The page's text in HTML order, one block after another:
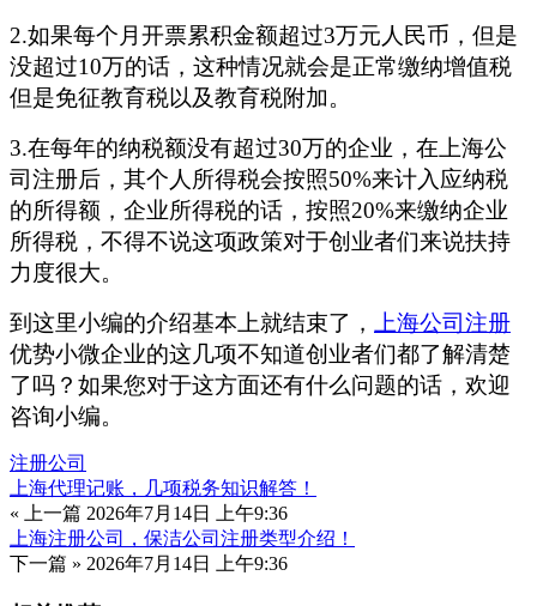
2.如果每个月开票累积金额超过3万元人民币，但是
没超过10万的话，这种情况就会是正常缴纳增值税
但是免征教育税以及教育税附加。
3.在每年的纳税额没有超过30万的企业，在上海公
司注册后，其个人所得税会按照50%来计入应纳税
的所得额，企业所得税的话，按照20%来缴纳企业
所得税，不得不说这项政策对于创业者们来说扶持
力度很大。
到这里小编的介绍基本上就结束了， 上海公司注册
优势小微企业的这几项不知道创业者们都了解清楚
了吗？如果您对于这方面还有什么问题的话，欢迎
咨询小编。
注册公司
上海代理记账，几项税务知识解答！
« 上一篇 2026年7月14日 上午9:36
上海注册公司，保洁公司注册类型介绍！
下一篇 » 2026年7月14日 上午9:36